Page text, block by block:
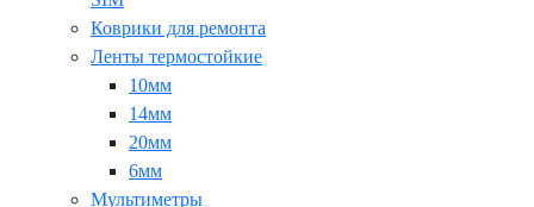
Коврики для ремонта
Ленты термостойкие
10мм
14мм
20мм
6мм
Мультиметры